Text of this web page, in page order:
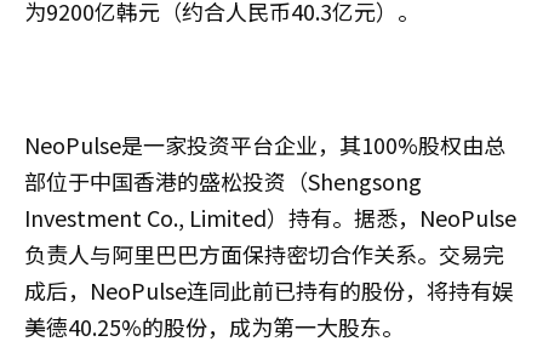
为9200亿韩元（约合人民币40.3亿元）。
NeoPulse是一家投资平台企业，其100%股权由总
部位于中国香港的盛松投资（Shengsong
Investment Co., Limited）持有。据悉，NeoPulse
负责人与阿里巴巴方面保持密切合作关系。交易完
成后，NeoPulse连同此前已持有的股份，将持有娱
美德40.25%的股份，成为第一大股东。